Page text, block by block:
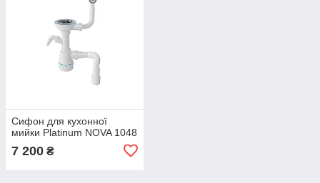
Сифон для кухонної
мийки Platinum NOVA 1048
7 200 ₴